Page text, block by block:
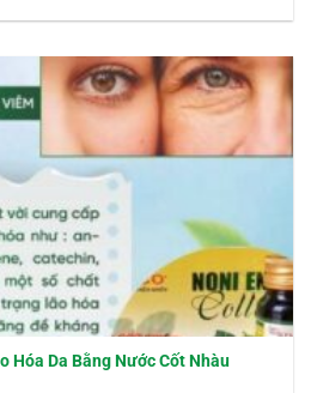
Hóa Da Bằng Nước Cốt Nhàu